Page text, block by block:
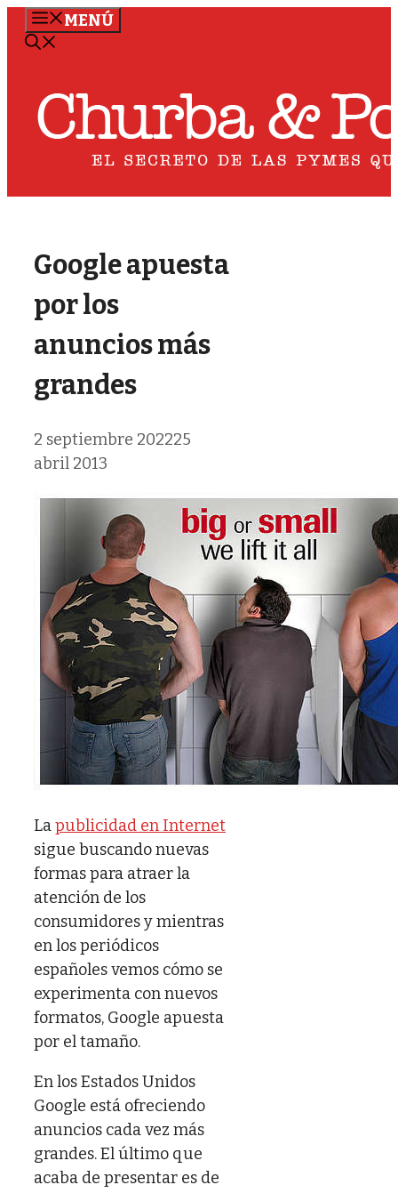
Saltar
MENÚ
Google apuesta
por los
anuncios más
grandes
2 septiembre 202225
abril 2013
Lapublicidad en Internet
sigue buscando nuevas
formas para atraer la
atención de los
consumidores y mientras
en los periódicos
españoles vemos cómo se
experimenta con nuevos
formatos, Google apuesta
por el tamaño.
En los Estados Unidos
Google está ofreciendo
anuncios cada vez más
grandes. El último que
acaba de presentar es de